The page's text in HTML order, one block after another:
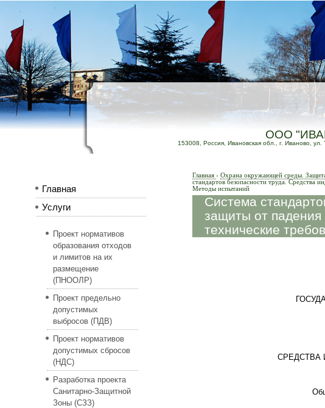
ООО
153008, Россия, Ивановская обл., г. Иваново,
Главная
Услуги
Проект нормативов
образования отходов
и лимитов на их
размещение
(ПНООЛР)
Проект предельно
допустимых
выбросов (ПДВ)
Проект нормативов
допустимых сбросов
(НДС)
Разработка проекта
Санитарно-Защитной
Зоны (СЗЗ)
Главная › Охрана окружающей среды.
стандартов безопасности труда. Средства
Методы испытаний
Система
защиты от
технические
СРЕДСТВА